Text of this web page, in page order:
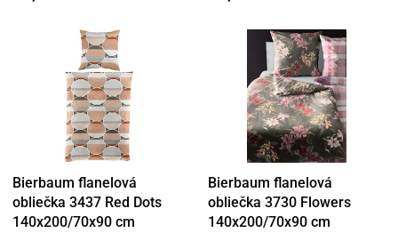
Bierbaum flanelová
obliečka 3437 Red Dots
140x200/70x90 cm
Bierbaum flanelová
obliečka 3730 Flowers
140x200/70x90 cm